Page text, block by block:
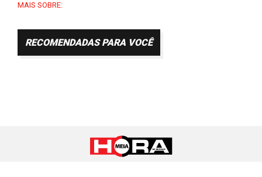
MAIS SOBRE:
RECOMENDADAS PARA VOCÊ